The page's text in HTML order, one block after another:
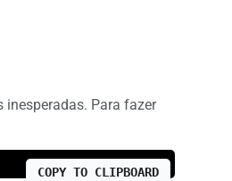
inesperadas. Para fazer
COPY TO CLIPBOARD